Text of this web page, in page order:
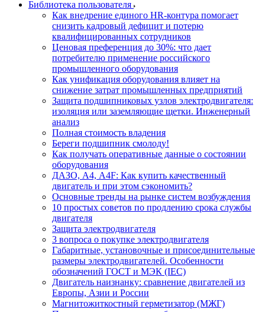
Библиотека пользователя
Как внедрение единого HR-контура помогает
снизить кадровый дефицит и потерю
квалифицированных сотрудников
Ценовая преференция до 30%: что дает
потребителю применение российского
промышленного оборудования
Как унификация оборудования влияет на
снижение затрат промышленных предприятий
Защита подшипниковых узлов электродвигателя:
изоляция или заземляющие щетки. Инженерный
анализ
Полная стоимость владения
Береги подшипник смолоду!
Как получать оперативные данные о состоянии
оборудования
ДАЗО, А4, А4F: Как купить качественный
двигатель и при этом сэкономить?
Основные тренды на рынке систем возбуждения
10 простых советов по продлению срока службы
двигателя
Защита электродвигателя
3 вопроса о покупке электродвигателя
Габаритные, установочные и присоединительные
размеры электродвигателей. Особенности
обозначений ГОСТ и МЭК (IEC)
Двигатель наизнанку: сравнение двигателей из
Европы, Азии и России
Магнитожиткостный герметизатор (МЖГ)